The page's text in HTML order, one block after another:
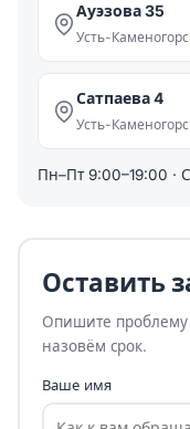
Ауэзова 35
Усть-
Сатпаева 4
Усть-
Пн–Пт 9:00–19:00 ·
Оставить
Опишите
назовём срок.
Ваше имя